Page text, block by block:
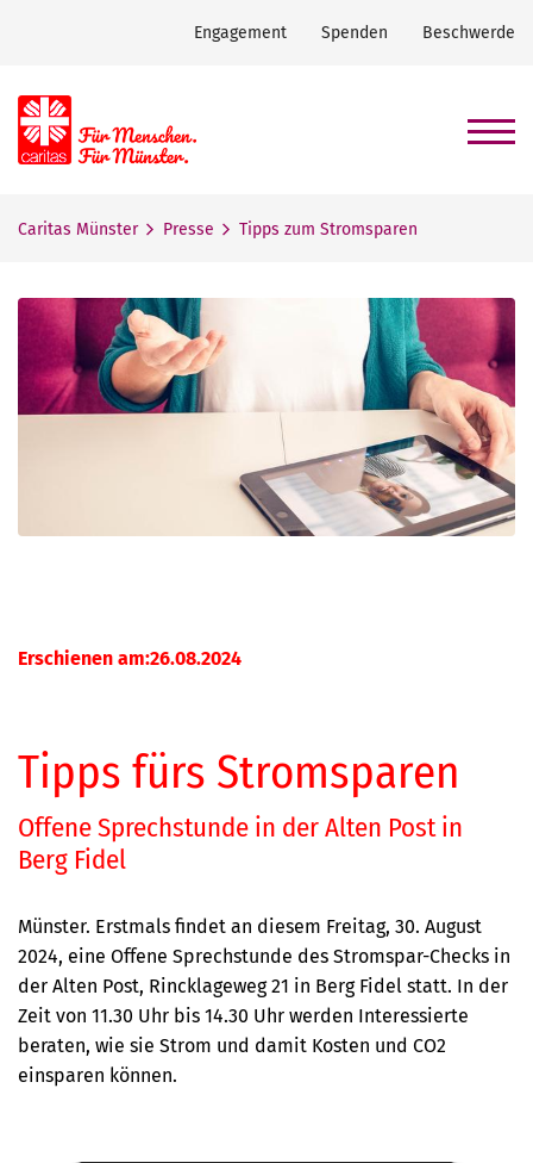
Engagement Spenden Beschwerde
Caritas Münster Presse Tipps zum Stromsparen
Erschienen am:26.08.2024
Tipps fürs Stromsparen
Offene Sprechstunde in der Alten Post in
Berg Fidel
Münster. Erstmals findet an diesem Freitag, 30. August
2024, eine Offene Sprechstunde des Stromspar-Checks in
der Alten Post, Rincklageweg 21 in Berg Fidel statt. In der
Zeit von 11.30 Uhr bis 14.30 Uhr werden Interessierte
beraten, wie sie Strom und damit Kosten und CO2
einsparen können.